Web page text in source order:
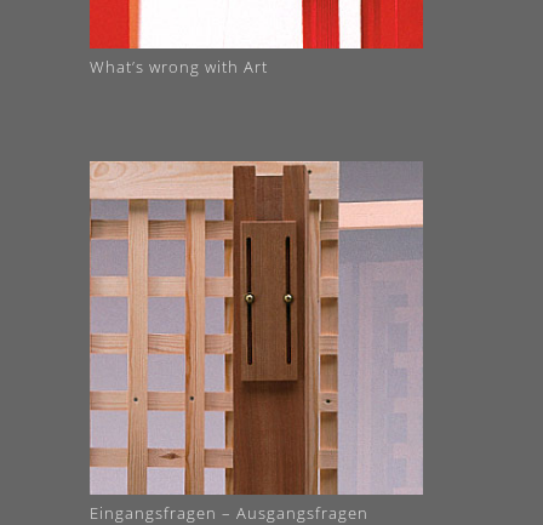
What’s wrong with Art
Eingangsfragen – Ausgangsfragen